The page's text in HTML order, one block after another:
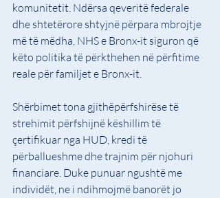
komunitetit. Ndërsa qeveritë federale
dhe shtetërore shtyjnë përpara mbrojtje
më të mëdha, NHS e Bronx-it siguron që
këto politika të përkthehen në përfitime
reale për familjet e Bronx-it.
Shërbimet tona gjithëpërfshirëse të
strehimit përfshijnë këshillim të
çertifikuar nga HUD, kredi të
përballueshme dhe trajnim për njohuri
financiare. Duke punuar ngushtë me
individët, ne i ndihmojmë banorët jo